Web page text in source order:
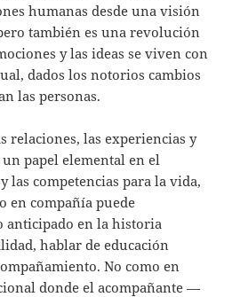
humanas desde una visión
también es una revolución
y las ideas se viven con
dados los notorios cambios
las personas.
relaciones, las experiencias y
papel elemental en el
las competencias para la vida,
en compañía puede
anticipado en la historia
hablar de educación
No como en
donde el acompañante —